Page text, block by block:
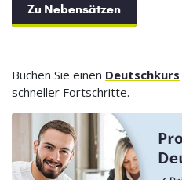
Zu Nebensätzen
Buchen Sie einen Deutschkurs
schneller Fortschritte.